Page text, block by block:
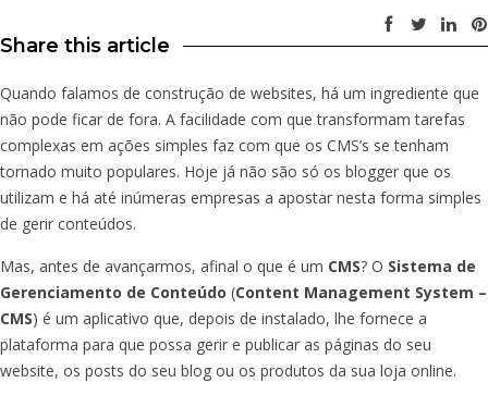
Share this article
Quando falamos de construção de websites, há um ingrediente que
não pode ficar de fora. A facilidade com que transformam tarefas
complexas em ações simples faz com que os CMS’s se tenham
tornado muito populares. Hoje já não são só os blogger que os
utilizam e há até inúmeras empresas a apostar nesta forma simples
de gerir conteúdos.
Mas, antes de avançarmos, afinal o que é um CMS? O Sistema de
Gerenciamento de Conteúdo (Content Management System –
CMS) é um aplicativo que, depois de instalado, lhe fornece a
plataforma para que possa gerir e publicar as páginas do seu
website, os posts do seu blog ou os produtos da sua loja online.